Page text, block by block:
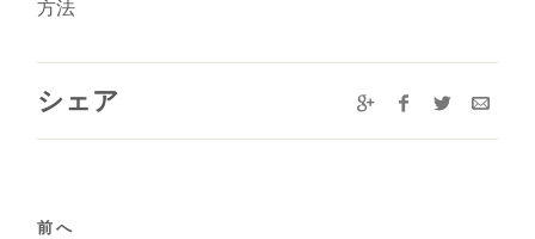
方法
シェア
前へ